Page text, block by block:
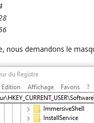
nous demandons le